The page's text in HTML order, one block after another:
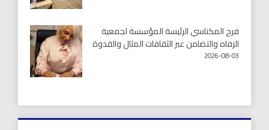
فرح المكناسي الرئيسة المؤسسة لجمعية
الرفاه والتضامن عبر الثقافات المثال والقدوة
2026-08-03